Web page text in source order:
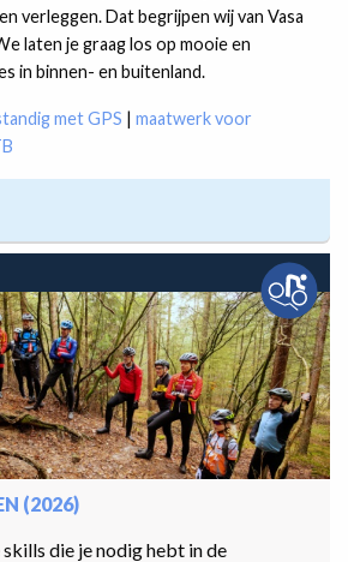
verleggen. Dat begrijpen wij van Vasa
laten je graag los op mooie en
in binnen- en buitenland.
met GPS | maatwerk voor
(2026)
die je nodig hebt in de